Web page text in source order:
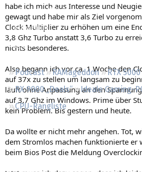
Neueste Aktivitäten
Leserartikel
Regeln
Podcast RAMageddon
RTX
RX 9000 „Deals“
Ideale Gaming-
CPU-Rangliste
habe ich mich aus Interesse und
gewagt und habe mir als Ziel
Clock Multiplier zu erhöhen um eine
3,8 Ghz Turbo anstatt 3,6 Turbo zu
nichts besonderes.
Also begann ich vor ca. 1 Woche den
auf 37x zu stellen um langsam zu
läuft ohne Anpassung an den
auf 3,7 Ghz im Windows. Prime über
kein Problem. Bis gestern und heute.
Da wollte er nicht mehr angehen. Tot,
dem Stromlos machen funktionierte er
beim Bios Post die Meldung